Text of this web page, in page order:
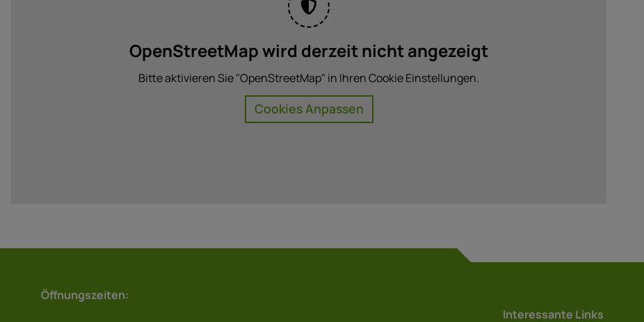
OpenStreetMap wird derzeit nicht angezeigt
Bitte aktivieren Sie "OpenStreetMap" in Ihren Cookie Einstellungen.
Cookies Anpassen
Öffnungszeiten:
Interessante Links